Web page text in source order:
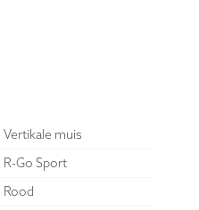
Vertikale muis
R-Go Sport
Rood